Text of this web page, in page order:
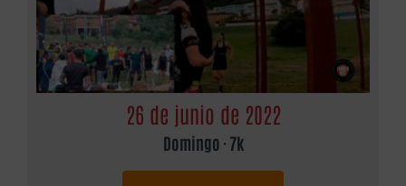
26 de junio de 2022
Domingo · 7k